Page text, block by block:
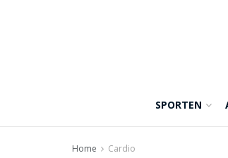
SPORTEN
Home Cardio